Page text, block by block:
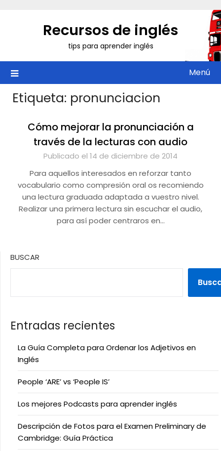
Recursos de inglés
tips para aprender inglés
Menú
Etiqueta: pronunciacion
Cómo mejorar la pronunciación a
través de la lecturas con audio
Publicado el 14 de diciembre de 2014
Para aquellos interesados en reforzar tanto
vocabulario como compresión oral os recomiendo
una lectura graduada adaptada a vuestro nivel.
Realizar una primera lectura sin escuchar el audio,
para así poder centraros en…
BUSCAR
Entradas recientes
La Guía Completa para Ordenar los Adjetivos en
Inglés
People ‘ARE’ vs ‘People IS’
Los mejores Podcasts para aprender inglés
Descripción de Fotos para el Examen Preliminary de
Cambridge: Guía Práctica